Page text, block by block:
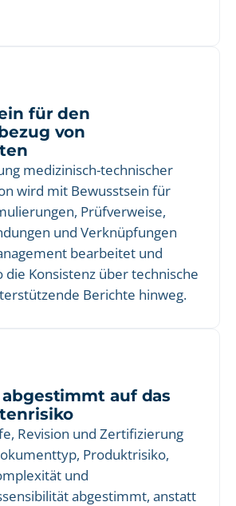
für den
von
medizinisch-technischer
wird mit Bewusstsein für
Prüfverweise,
und Verknüpfungen
bearbeitet und
Konsistenz über technische
Berichte hinweg.
auf das
Revision und Zertifizierung
Produktrisiko,
und
abgestimmt, anstatt